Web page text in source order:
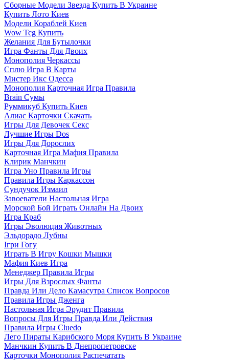
Сборные Модели Звезда Купить В Украине
Купить Лото Киев
Модели Кораблей Киев
Wow Tcg Купить
Желания Для Бутылочки
Игра Фанты Для Двоих
Монополия Черкассы
Сплю Игра В Карты
Мистер Икс Одесса
Монополия Карточная Игра Правила
Brain Сумы
Руммикуб Купить Киев
Алиас Карточки Скачать
Игры Для Девочек Секс
Лучшие Игры Dos
Игры Для Дорослих
Карточная Игра Мафия Правила
Клирик Манчкин
Игра Уно Правила Игры
Правила Игры Каркассон
Сундучок Измаил
Завоеватели Настольная Игра
Морской Бой Играть Онлайн На Двоих
Игра Краб
Игры Эволюция Животных
Эльдорадо Лубны
Ігри Гогу
Играть В Игру Кошки Мышки
Мафия Киев Игра
Менеджер Правила Игры
Игры Для Взрослых Фанты
Правда Или Дело Камасутра Список Вопросов
Правила Игры Дженга
Настольная Игра Эрудит Правила
Вопросы Для Игры Правда Или Действия
Правила Игры Cluedo
Лего Пираты Карибского Моря Купить В Украине
Манчкин Купить В Днепропетровске
Карточки Монополия Распечатать